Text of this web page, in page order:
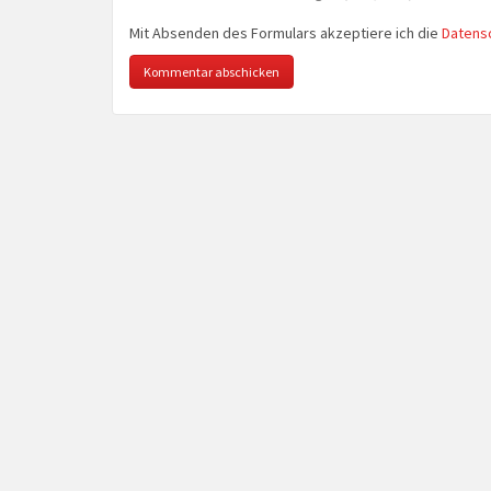
Mit Absenden des Formulars akzeptiere ich die